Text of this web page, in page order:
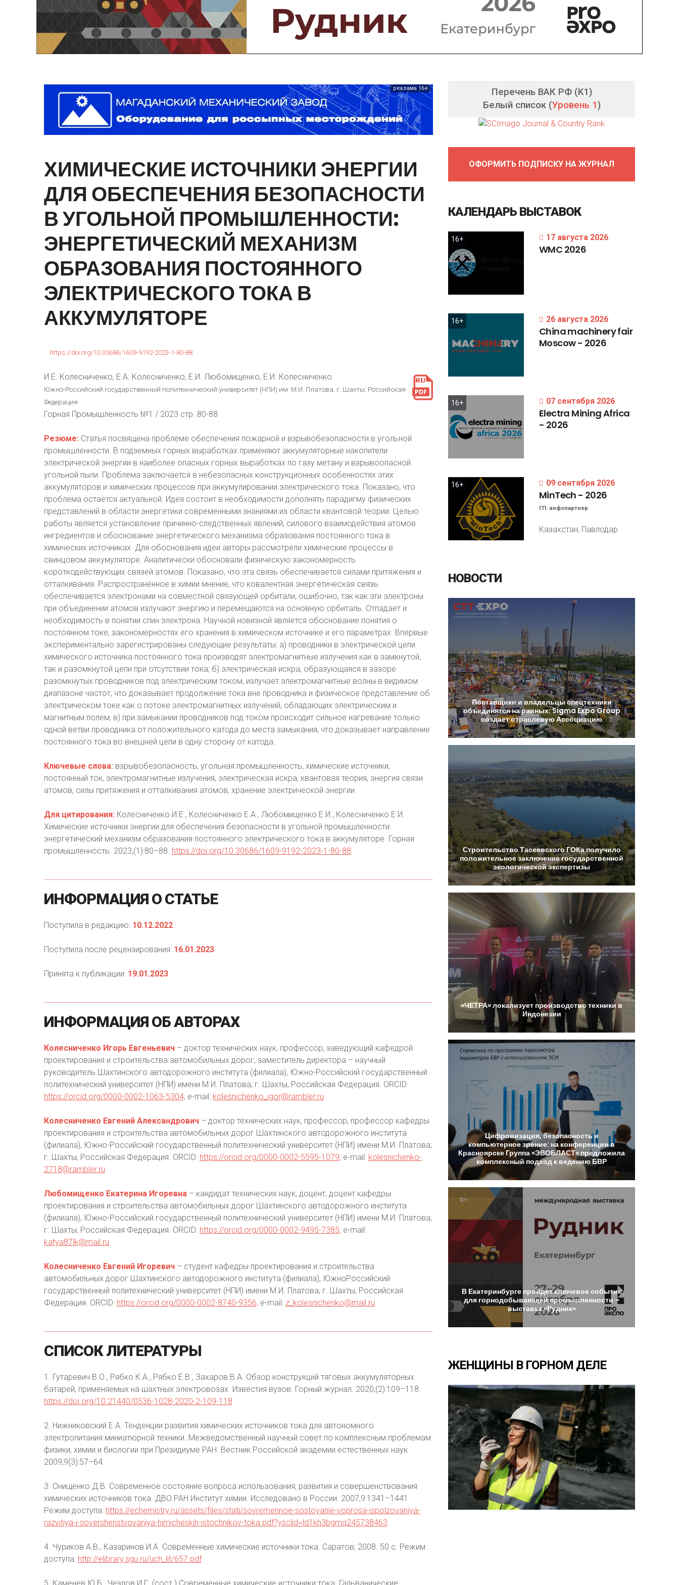
Интервью
Выставки, Конференции
Женщины в горном деле
реклама 16+
ХИМИЧЕСКИЕИСТОЧНИКИ ЭНЕРГИИ
ДЛЯ ОБЕСПЕЧЕНИЯ БЕЗОПАСНОСТИ
ВУГОЛЬНОЙ ПРОМЫШЛЕННОСТИ:
ЭНЕРГЕТИЧЕСКИЙ МЕХАНИЗМ
ОБРАЗОВАНИЯ ПОСТОЯННОГО
ЭЛЕКТРИЧЕСКОГОТОКАВ
АККУМУЛЯТОРЕ
https://doi.org/10.30686/1609-9192-2023-1-80-88
И.Е. Колесниченко, Е.А. Колесниченко, Е.И. Любомищенко, Е.И. Колесниченко
Южно-Российский государственный политехнический университет (НПИ) им. М.И. Платова, г. Шахты, Российская
Федерация
Горная Промышленность №1 / 2023 стр. 80-88
Резюме: Статья посвящена проблеме обеспечения пожарной и взрывобезопасности в угольной
промышленности. В подземных горных выработках применяют аккумуляторные накопители
электрической энергии в наиболее опасных горных выработках по газу метану и взрывоопасной
угольной пыли. Проблема заключается в небезопасных конструкционных особенностях этих
аккумуляторов и химических процессов при аккумулировании электрического тока. Показано, что
проблема остаётся актуальной. Идея состоит в необходимости дополнять парадигму физических
представлений в области энергетики современными знаниями из области квантовой теории. Целью
работы является установление причинно-следственных явлений, силового взаимодействия атомов
ингредиентов и обоснование энергетического механизма образования постоянного тока в
химических источниках. Для обоснования идеи авторы рассмотрели химические процессы в
свинцовом аккумуляторе. Аналитически обосновали физическую закономерность
короткодействующих связей атомов. Показано, что эта связь обеспечивается силами притяжения и
отталкивания. Распространённое в химии мнение, что ковалентная энергетическая связь
обеспечивается электронами на совместной связующей орбитали, ошибочно, так как эти электроны
при объединении атомов излучают энергию и перемещаются на основную орбиталь. Отпадает и
необходимость в понятии спин электрона. Научной новизной является обоснование понятия о
постоянном токе, закономерностях его хранения в химическом источнике и его параметрах. Впервые
экспериментально зарегистрированы следующие результаты: а) проводники в электрической цепи
химического источника постоянного тока производят электромагнитные излучения как в замкнутой,
так и разомкнутой цепи при отсутствии тока; б) электрическая искра, образующаяся в зазоре
разомкнутых проводников под электрическим током, излучает электромагнитные волны в видимом
диапазоне частот, что доказывает продолжение тока вне проводника и физическое представление об
электрическом токе как о потоке электромагнитных излучений, обладающих электрическим и
магнитным полем; в) при замыкании проводников под током происходит сильное нагревание только
одной ветви проводника от положительного катода до места замыкания, что доказывает направление
постоянного тока во внешней цепи в одну сторону от катода.
Ключевые слова: взрывобезопасность, угольная промышленность, химические источники,
постоянный ток, электромагнитные излучения, электрическая искра, квантовая теория, энергия связи
атомов, силы притяжения и отталкивания атомов, хранение электрической энергии
Для цитирования: Колесниченко И.Е., Колесниченко Е.А., Любомищенко Е.И., Колесниченко Е.И.
Химические источники энергии для обеспечения безопасности в угольной промышленности:
энергетический механизм образования постоянного электрического тока в аккумуляторе. Горная
промышленность. 2023;(1):80–88. https://doi.org/10.30686/1609-9192-2023-1-80-88
ИНФОРМАЦИЯ О СТАТЬЕ
Поступила в редакцию: 10.12.2022
Поступила после рецензирования: 16.01.2023
Принята к публикации: 19.01.2023
ИНФОРМАЦИЯ ОБАВТОРАХ
Колесниченко Игорь Евгеньевич – доктор технических наук, профессор, заведующий кафедрой
проектирования и строительства автомобильных дорог, заместитель директора – научный
руководитель Шахтинского автодорожного института (филиала), Южно-Российский государственный
политехнический университет (НПИ) имени М.И. Платова; г. Шахты, Российская Федерация. ORCID:
https://orcid.org/0000-0002-1063-5304; e-mail: kolesnichenko_igor@rambler.ru
Колесниченко Евгений Александрович – доктор технических наук, профессор, профессор кафедры
проектирования и строительства автомобильных дорог Шахтинского автодорожного института
(филиала), Южно-Российский государственный политехнический университет (НПИ) имени М.И. Платова;
г. Шахты, Российская Федерация. ORCID: https://orcid.org/0000-0002-5595-1079; e-mail: kolesnichenko-
2718@rambler.ru
Любомищенко Екатерина Игоревна – кандидат технических наук, доцент, доцент кафедры
проектирования и строительства автомобильных дорог Шахтинского автодорожного института
(филиала), Южно-Российский государственный политехнический университет (НПИ) имени М.И. Платова;
г. Шахты, Российская Федерация. ORCID: https://orcid.org/0000-0002-9495-7385; e-mail:
katya87lk@mail.ru
Колесниченко Евгений Игоревич – студент кафедры проектирования и строительства
автомобильных дорог Шахтинского автодорожного института (филиала), ЮжноРоссийский
государственный политехнический университет (НПИ) имени М.И. Платова; г. Шахты, Российская
Федерация. ORCID: https://orcid.org/0000-0002-8740-9356; e-mail: z_kolesnichenko@mail.ru
СПИСОК ЛИТЕРАТУРЫ
1. Гутаревич В.О., Рябко К.А., Рябко Е.В., Захаров В.А. Обзор конструкций тяговых аккумуляторных
батарей, применяемых на шахтных электровозах. Известия вузов. Горный журнал. 2020;(2):109–118.
https://doi.org/10.21440/0536-1028-2020-2-109-118
2. Нижниковский Е.А. Тенденции развития химических источников тока для автономного
электропитания миниатюрной техники. Межведомственный научный совет по комплексным проблемам
физики, химии и биологии при Президиуме РАН. Вестник Российской академии естественных наук.
2009;9(3):57–64.
3. Онищенко Д.В. Современное состояние вопроса использования, развития и совершенствования
химических источников тока. ДВО РАН Институт химии. Исследовано в России. 2007;9:1341–1441.
Режим доступа: https://echemistry.ru/assets/files/stati/sovremennoe-sostoyanie-voprosa-ispolzovaniya-
razvitiya-i-sovershenstvovaniya-himicheskih-istochnikov-toka.pdf?ysclid=ld1kh3bgmq245738463
4. Чуриков А.В., Казаринов И.А. Современные химические источники тока. Саратов; 2008. 50 с. Режим
доступа: http://elibrary.sgu.ru/uch_lit/657.pdf
Перечень ВАК РФ (K1)
Белый список (Уровень 1)
ОФОРМИТЬ ПОДПИСКУ НА ЖУРНАЛ
КАЛЕНДАРЬ ВЫСТАВОК
16+ 17 августа 2026
WMC 2026
16+ 26 августа 2026
Chinamachineryfair
Moscow- 2026
16+ 07 сентября 2026
Electra MiningAfrica
- 2026
16+ 09 сентября 2026
MinTech - 2026
ГП: инфопартнер
Казахстан, Павлодар
НОВОСТИ
Поставщики и владельцыспецтехники
объединятсянаравных:SigmaExpoGroup
создаетотраслевуюАссоциацию
СтроительствоТасеевскогоГОКаполучило
положительноезаключениегосударственной
экологическойэкспертизы
«ЧЕТРА»локализует производство техникив
Индонезии
Цифровизация,безопасностьи
компьютерноезрение: на конференциив
Красноярске Группа«ЭВОБЛАСТ» предложила
комплексный подход к ведению БВР
В Екатеринбурге пройдетключевоесобытие
для горнодобывающейпромышленности –
выставка«Рудник»
ЖЕНЩИНЫ В ГОРНОМ ДЕЛЕ